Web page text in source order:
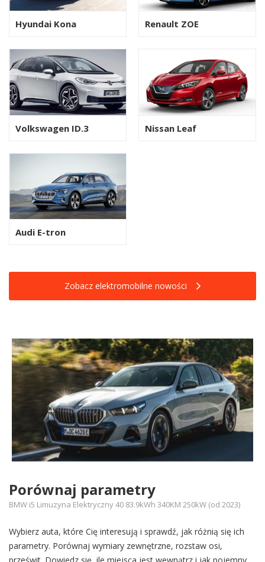
Hyundai Kona Renault ZOE
Volkswagen ID.3 Nissan Leaf
Audi E-tron
Zobacz elektromobilne nowości
Porównaj parametry
BMW i5 Limuzyna Elektryczny 40 83.9kWh 340KM 250kW (od 2023)
Wybierz auta, które Cię interesują i sprawdź, jak różnią się ich
parametry. Porównaj wymiary zewnętrzne, rozstaw osi,
prześwit. Dowiedz się, ile miejsca jest wewnątrz i jak pojemny